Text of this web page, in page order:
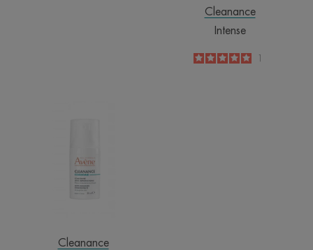
Cleanance
Intense
Cleanance